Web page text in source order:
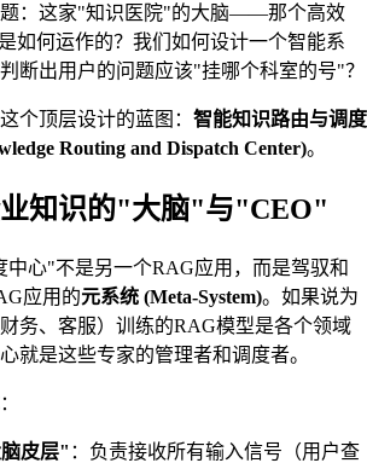
：这家"知识医院"的大脑——那个高效
何运作的？我们如何设计一个智能系
断出用户的问题应该"挂哪个科室的号"？
个顶层设计的蓝图： 智能知识路由与调度
Routing and Dispatch Center)。
知识的"大脑"与"CEO"
中心"不是另一个RAG应用，而是驾驭和
应用的元系统 (Meta-System)。如果说为
务、客服）训练的RAG模型是各个领域
就是这些专家的管理者和调度者。
皮层" ：负责接收所有输入信号（用户查